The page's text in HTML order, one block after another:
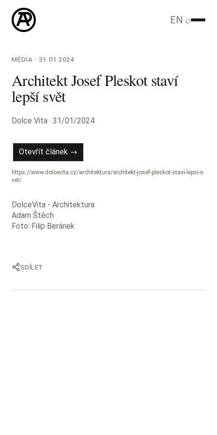
EN ⌕
MÉDIA · 31.01.2024
Architekt Josef Pleskot staví
lepší svět
Dolce Vita · 31/01/2024
Otevřít článek →
https://www.dolcevita.cz/architektura/architekt-josef-pleskot-stavi-lepsi-s
vet/
DolceVita - Architektura
Adam Štěch
Foto: Filip Beránek
SDÍLET